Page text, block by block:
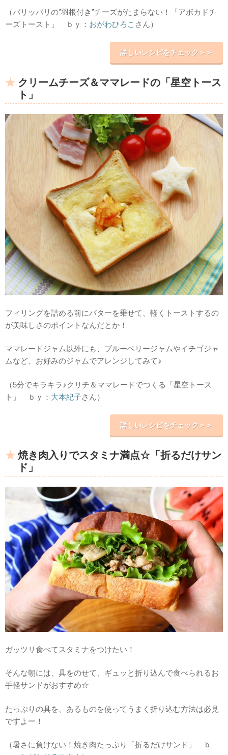
（パリッパリの”羽根付き”チーズがたまらない！「アボカドチ
ーズトースト」 ｂｙ： おがわひろこ さん）
詳しいレシピをチェック＞＞
クリームチーズ＆ママレードの「星空トース
ト」
フィリングを詰める前にバターを乗せて、軽くトーストするの
が美味しさのポイントなんだとか！
ママレードジャム以外にも、ブルーベリージャムやイチゴジャ
ムなど、お好みのジャムでアレンジしてみて♪
（5分でキラキラ♪クリチ＆ママレードでつくる「星空トース
ト」 ｂｙ： 大本紀子さん）
詳しいレシピをチェック＞＞
焼き肉入りでスタミナ満点☆「折るだけサン
ド」
ガッツリ食べてスタミナをつけたい！
そんな朝には、具をのせて、ギュッと折り込んで食べられるお
手軽サンドがおすすめ☆
たっぷりの具を、あるものを使ってうまく折り込む方法は必見
ですよー！
（暑さに負けない！焼き肉たっぷり「折るだけサンド」 ｂ